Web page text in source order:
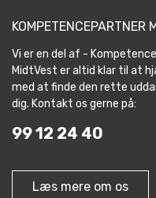
KOMPETENCEPARTNER
Vi er en del af -
MidtVest er altid klar til at
med at finde den rette
dig. Kontakt os gerne på:
99 12 24 40
Læs mere om os